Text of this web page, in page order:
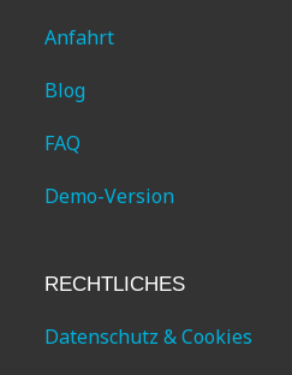
Anfahrt
Blog
FAQ
Demo-Version
RECHTLICHES
Datenschutz & Cookies